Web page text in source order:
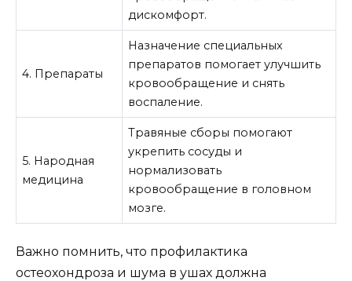
дискомфорт.
4. Препараты
Назначение специальных
препаратов помогает улучшить
кровообращение и снять
воспаление.
5. Народная
медицина
Травяные сборы помогают
укрепить сосуды и
нормализовать
кровообращение в головном
мозге.
Важно помнить, что профилактика
остеохондроза и шума в ушах должна